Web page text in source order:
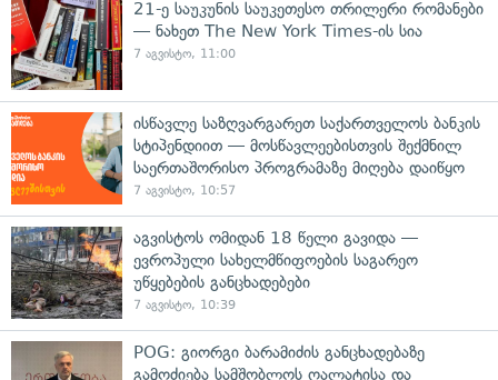
21-ე საუკუნის საუკეთესო თრილერი რომანები
— ნახეთ The New York Times-ის სია
7 აგვისტო, 11:00
ისწავლე საზღვარგარეთ საქართველოს ბანკის
სტიპენდიით — მოსწავლეებისთვის შექმნილ
საერთაშორისო პროგრამაზე მიღება დაიწყო
7 აგვისტო, 10:57
აგვისტოს ომიდან 18 წელი გავიდა —
ევროპული სახელმწიფოების საგარეო
უწყებების განცხადებები
7 აგვისტო, 10:39
POG: გიორგი ბარამიძის განცხადებაზე
გამოძიება სამშობლოს ღალატისა და